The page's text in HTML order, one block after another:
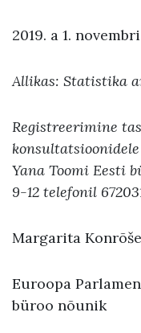
2019. a 1.
Allikas: Statistika
Registreerimine
Yana Toomi Eesti
9-12 telefonil
Margarita
Euroopa
büroo nõunik